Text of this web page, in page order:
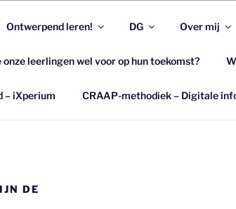
Ontwerpend leren! DG Over mij
leerlingen wel voor op hun toekomst?
– iXperium CRAAP-methodiek – Digitale
DE